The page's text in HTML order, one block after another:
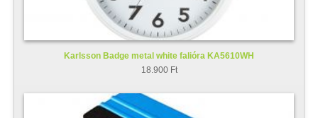
Karlsson Badge metal white falióra KA5610WH
18.900 Ft